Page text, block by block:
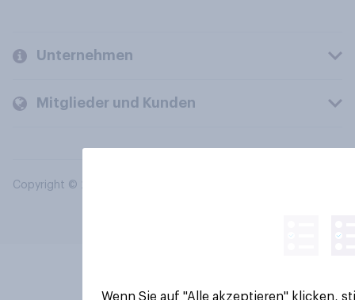
Unternehmen
Mitglieder und Kunden
Copyright © 2026 YouGov PLC. Alle Rechte vorbehalten.
Wenn Sie auf "Alle akzeptieren" klicken,